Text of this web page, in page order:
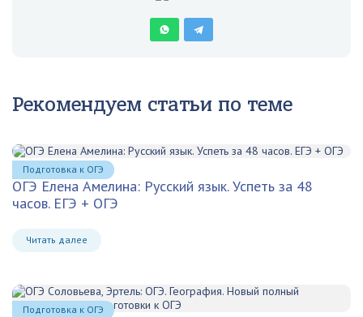
Рекомендуем статьи по теме
ОГЭ Елена Амелина: Русский язык. Успеть за 48
часов. ЕГЭ + ОГЭ
Читать далее
Подготовка к ОГЭ
Подготовка к ОГЭ